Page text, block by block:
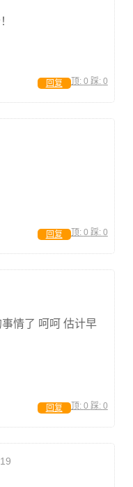
顶: 0 踩: 0
回复
顶: 0 踩: 0
回复
情了 呵呵 估计早
顶: 0 踩: 0
回复